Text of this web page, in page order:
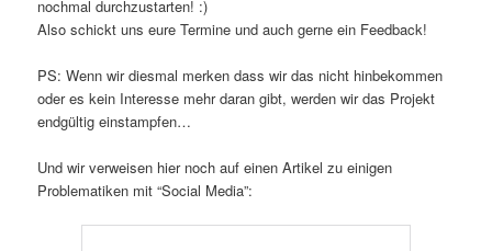
nochmal durchzustarten! :)
Also schickt uns eure Termine und auch gerne ein Feedback!
PS: Wenn wir diesmal merken dass wir das nicht hinbekommen
oder es kein Interesse mehr daran gibt, werden wir das Projekt
endgültig einstampfen…
Und wir verweisen hier noch auf einen Artikel zu einigen
Problematiken mit “Social Media”: